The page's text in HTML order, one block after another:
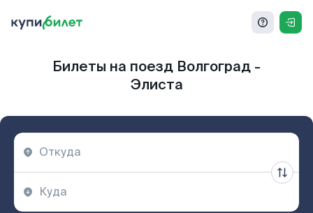
Билеты на поезд Волгоград -
Элиста